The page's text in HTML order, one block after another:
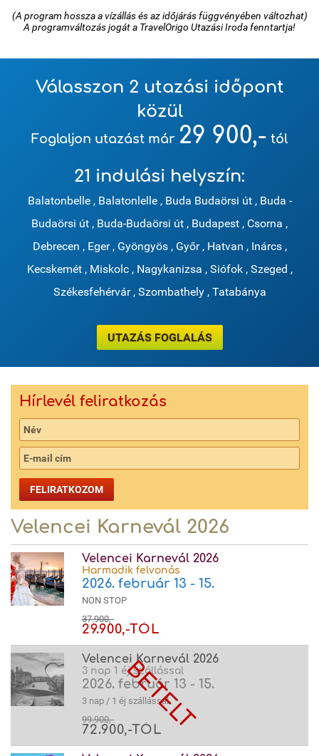
(A program hossza a vízállás és az időjárás függvényében változhat)
A programváltozás jogát a TravelOrigo Utazási Iroda fenntartja!
Válasszon 2 utazási időpont
közül
Foglaljon utazást már 29 900,- tól
21 indulási helyszín:
Balatonbelle ,Balatonlelle ,Buda Budaörsi út ,Buda -
Budaörsi út , Buda-Budaörsi út , Budapest , Csorna ,
Debrecen ,Eger ,Gyöngyös ,Győr ,Hatvan ,Inárcs ,
Kecskemét ,Miskolc ,Nagykanizsa ,Siófok ,Szeged ,
Székesfehérvár ,Szombathely ,Tatabánya
UTAZÁS FOGLALÁS
Hírlevél feliratkozás
FELIRATKOZOM
Velencei Karnevál 2026
Velencei Karnevál 2026
Harmadik felvonás
2026. február 13 - 15.
NON STOP
37.900,-
29.900,-TÓL
Velencei Karnevál 2026
3 nap 1 éj szállással
2026. február 13 - 15.
3 nap / 1 éj szállással
99.900,-
72.900,-TÓL